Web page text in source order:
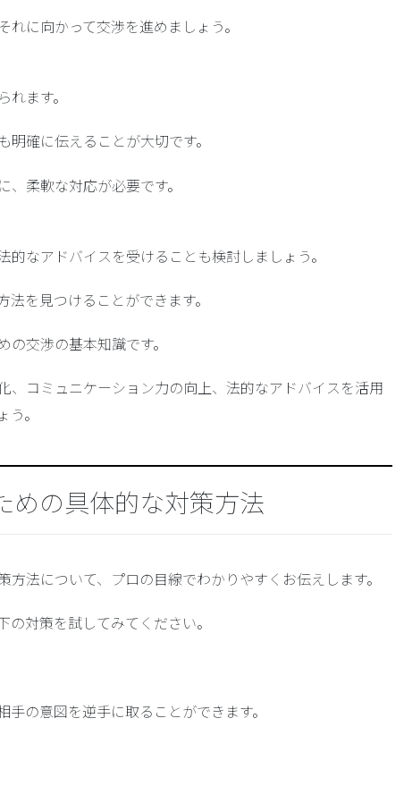
に向かって交渉を進めましょう。
ます。
確に伝えることが大切です。
柔軟な対応が必要です。
なアドバイスを受けることも検討しましょう。
を見つけることができます。
交渉の基本知識です。
、コミュニケーション力の向上、法的なアドバイスを活用
。
めの具体的な対策方法
法について、プロの目線でわかりやすくお伝えします。
対策を試してみてください。
の意図を逆手に取ることができます。